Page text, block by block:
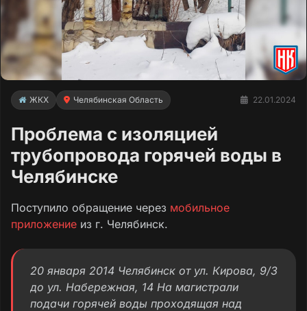
ЖКХ Челябинская Область 22.01.2024
Проблема с изоляцией
трубопровода горячей воды в
Челябинске
Поступило обращение через мобильное
приложение из г. Челябинск.
20 января 2014 Челябинск от ул. Кирова, 9/3
до ул. Набережная, 14 На магистрали
подачи горячей воды проходящая над